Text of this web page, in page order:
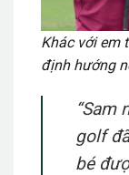
Khác với em
định hướng
“Sam
golf
bé